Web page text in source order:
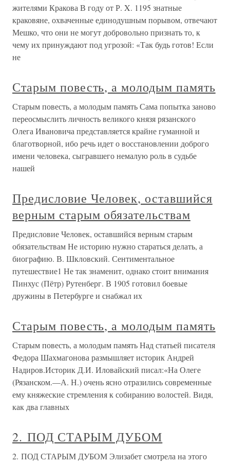
жителями Кракова В году от Р. X. 1195 знатные
краковяне, охвачен­ные единодушным порывом, отвечают
Мешко, что они не могут добровольно признать то, к
чему их принуж­дают под угрозой: «Так будь готов! Если
не
Старым повесть, а молодым память
Старым повесть, а молодым память Сама попытка заново
переосмыслить личность великого князя рязанского
Олега Ивановича представляется крайне гуманной и
благотворной, ибо речь идет о восстановлении доброго
имени человека, сыгравшего немалую роль в судьбе
нашей
Предисловие Человек, оставшийся
верным старым обязательствам
Предисловие Человек, оставшийся верным старым
обязательствам Не историю нужно стараться делать, а
биографию. В. Шкловский. Сентиментальное
путешествие1 Не так знаменит, однако стоит внимания
Пинхус (Пётр) Рутенберг. В 1905 готовил боевые
дружины в Петербурге и снабжал их
Старым повесть, а молодым память
Старым повесть, а молодым память Над статьей писателя
Федора Шахмагонова размышляет историк Андрей
Надиров.Историк Д.И. Иловайский писал:«На Олеге
(Рязанском.—А. Н.) очень ясно отразились современные
ему княжеские стремления к собиранию волостей. Видя,
как два главных
2. ПОД СТАРЫМ ДУБОМ
2. ПОД СТАРЫМ ДУБОМ Элизабет смотрела на этого